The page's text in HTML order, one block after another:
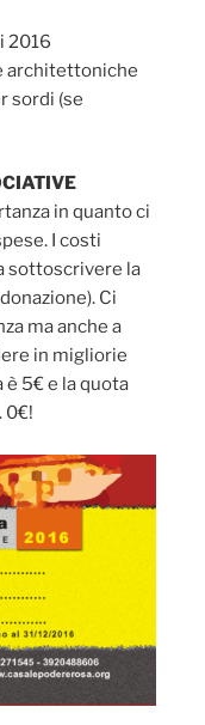
2016
architettoniche
sordi (se
in quanto ci
I costi
sottoscrivere la
Ci
ma anche a
in migliorie
5€ e la quota
0€!